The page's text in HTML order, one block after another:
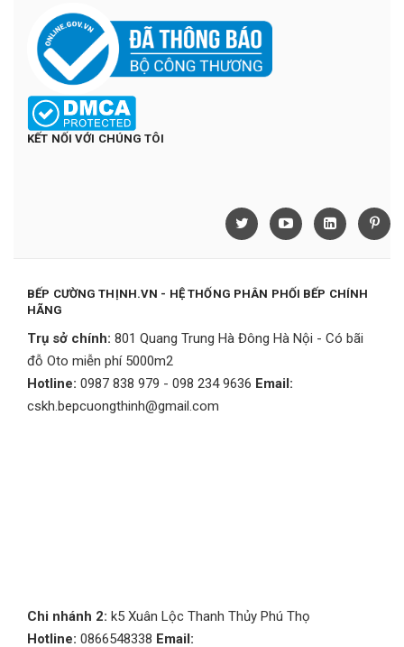
KẾT NỐI VỚI CHÚNG TÔI
BẾP CƯỜNG THỊNH.VN - HỆ THỐNG PHÂN PHỐI BẾP CHÍNH
HÃNG
Trụ sở chính: 801 Quang Trung Hà Đông Hà Nội - Có bãi
đỗ Oto miễn phí 5000m2
Hotline: 0987 838 979 - 098 234 9636 Email:
cskh.bepcuongthinh@gmail.com
Chi nhánh 2: k5 Xuân Lộc Thanh Thủy Phú Thọ
Hotline: 0866548338 Email: